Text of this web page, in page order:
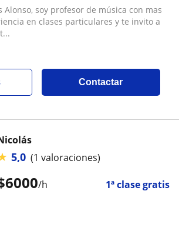
Alonso, soy profesor de música con mas
en clases particulares y te invito a
Contactar
6000/h 1ª clase gratis
5,0 (1 valoraciones)